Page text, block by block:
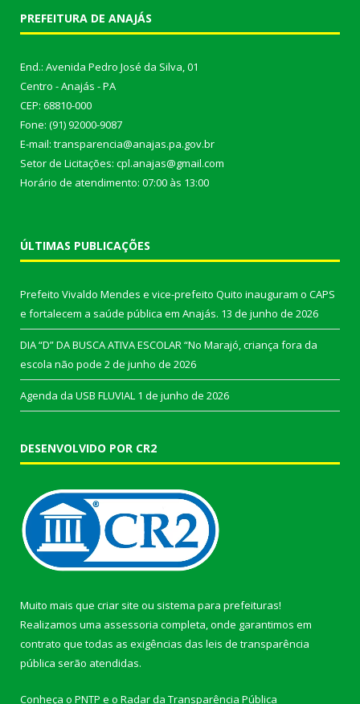
PREFEITURA DE ANAJÁS
End.: Avenida Pedro José da Silva, 01
Centro - Anajás - PA
CEP: 68810-000
Fone: (91) 92000-9087
E-mail: transparencia@anajas.pa.gov.br
Setor de Licitações: cpl.anajas@gmail.com
Horário de atendimento: 07:00 às 13:00
ÚLTIMAS PUBLICAÇÕES
Prefeito Vivaldo Mendes e vice-prefeito Quito inauguram o CAPS
e fortalecem a saúde pública em Anajás. 13 de junho de 2026
DIA “D” DA BUSCA ATIVA ESCOLAR “No Marajó, criança fora da
escola não pode 2 de junho de 2026
Agenda da USB FLUVIAL 1 de junho de 2026
DESENVOLVIDO POR CR2
Muito mais que criar site ou sistema para prefeituras!
Realizamos uma assessoria completa, onde garantimos em
contrato que todas as exigências das leis de transparência
pública serão atendidas.
Conheça o PNTP e o Radar da Transparência Pública